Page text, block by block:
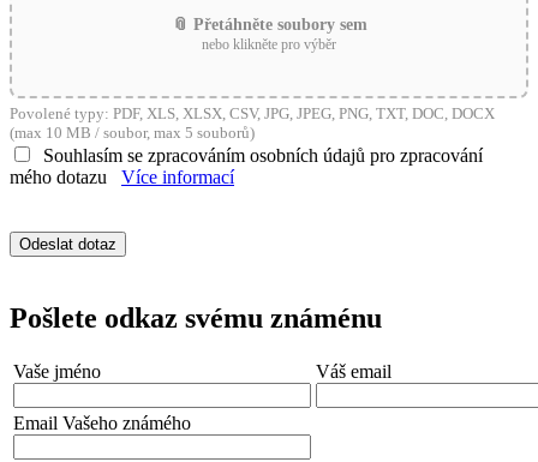
📎 Přetáhněte soubory sem
nebo klikněte pro výběr
Povolené typy: PDF, XLS, XLSX, CSV, JPG, JPEG, PNG, TXT, DOC, DOCX
(max 10 MB / soubor, max 5 souborů)
Souhlasím se zpracováním osobních údajů pro zpracování
mého dotazu
Více informací
Pošlete odkaz svému známénu
Vaše jméno Váš email
Email Vašeho známého